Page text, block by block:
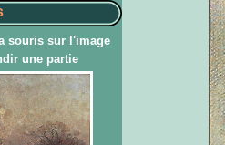
souris sur l'image
une partie